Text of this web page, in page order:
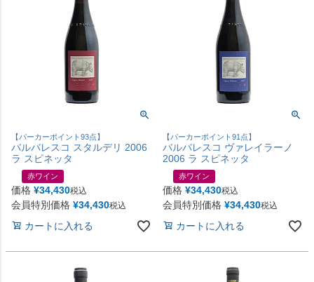
【パーカーポイント93点】
バルバレスコ スタルデリ 2006
ラ スピネッタ
赤ワイン
価格 ¥34,430税込
会員特別価格 ¥34,430税込
カートに入れる
【パーカーポイント91点】
バルバレスコ ヴァレイラーノ
2006 ラ スピネッタ
赤ワイン
価格 ¥34,430税込
会員特別価格 ¥34,430税込
カートに入れる